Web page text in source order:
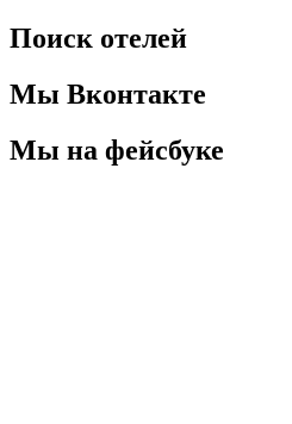
Поиск отелей
Мы Вконтакте
Мы на фейсбуке